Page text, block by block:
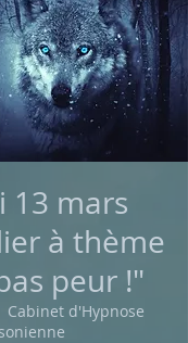
13 mars
à thème
peur !"
Cabinet d'Hypnose